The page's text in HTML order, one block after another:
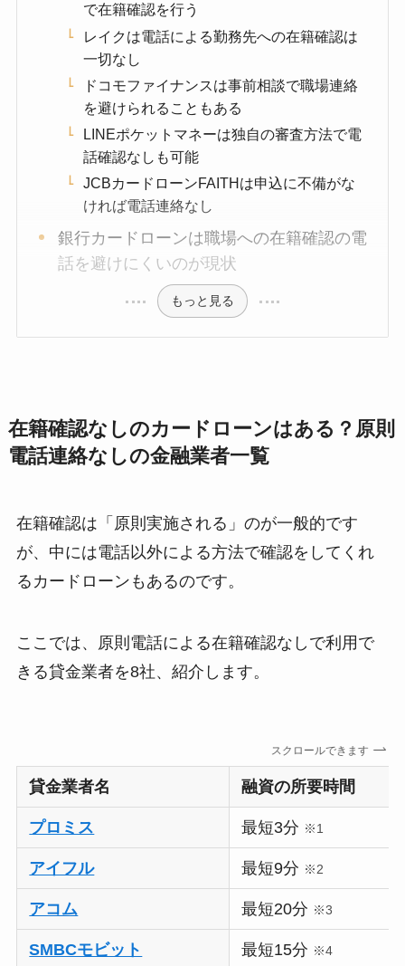
で在籍確認を行う
レイクは電話による勤務先への在籍確認は
一切なし
ドコモファイナンスは事前相談で職場連絡
を避けられることもある
LINEポケットマネーは独自の審査方法で電
話確認なしも可能
JCBカードローンFAITHは申込に不備がな
ければ電話連絡なし
銀行カードローンは職場への在籍確認の電
話を避けにくいのが現状
もっと見る
在籍確認なしのカードローンはある？原則
電話連絡なしの金融業者一覧
在籍確認は「原則実施される」のが一般的です
が、中には電話以外による方法で確認をしてくれ
るカードローンもあるのです。
ここでは、原則電話による在籍確認なしで利用で
きる貸金業者を8社、紹介します。
スクロールできます
貸金業者名 融資の所要時間
プロミス 最短3分 ※1
アイフル 最短9分 ※2
アコム 最短20分 ※3
SMBCモビット 最短15分 ※4